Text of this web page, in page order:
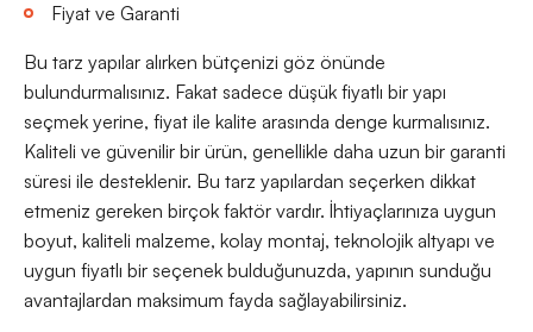
Fiyat ve Garanti
Bu tarz yapılar alırken bütçenizi göz önünde
bulundurmalısınız. Fakat sadece düşük fiyatlı bir yapı
seçmek yerine, fiyat ile kalite arasında denge kurmalısınız.
Kaliteli ve güvenilir bir ürün, genellikle daha uzun bir garanti
süresi ile desteklenir. Bu tarz yapılardan seçerken dikkat
etmeniz gereken birçok faktör vardır. İhtiyaçlarınıza uygun
boyut, kaliteli malzeme, kolay montaj, teknolojik altyapı ve
uygun fiyatlı bir seçenek bulduğunuzda, yapının sunduğu
avantajlardan maksimum fayda sağlayabilirsiniz.